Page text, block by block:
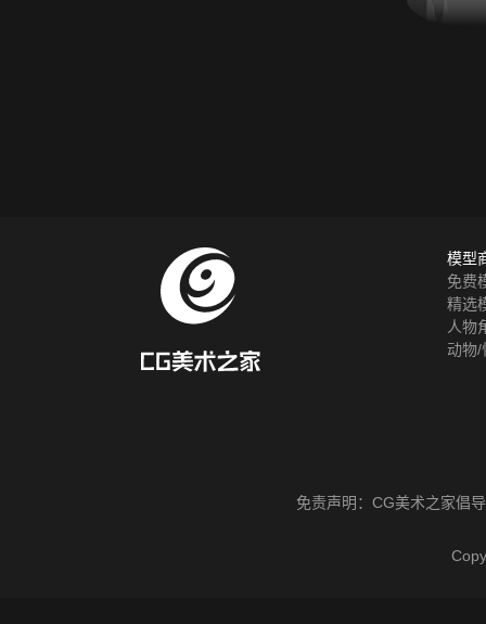
模型
免费
精选
人物
动物/
免责声明： CG美术之家倡